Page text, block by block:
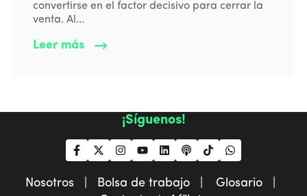
convertirse en el factor decisivo para cerrar la
venta. Al...
Leer más
¡Síguenos!
Nosotros | Bolsa de trabajo |
Glosario |